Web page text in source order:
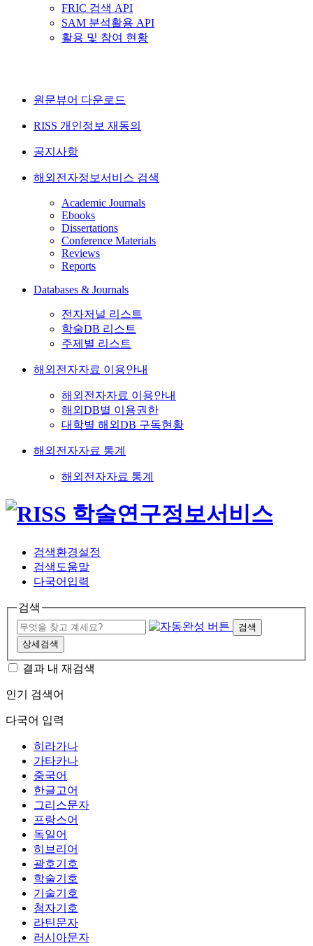
FRIC 검색 API
SAM 분석활용 API
활용 및 참여 현황
원문뷰어 다운로드
RISS 개인정보 재동의
공지사항
해외전자정보서비스 검색
Academic Journals
Ebooks
Dissertations
Conference Materials
Reviews
Reports
Databases & Journals
전자저널 리스트
학술DB 리스트
주제별 리스트
해외전자자료 이용안내
해외전자자료 이용안내
해외DB별 이용권한
대학별 해외DB 구독현황
해외전자자료 통계
해외전자자료 통계
검색환경설정
검색도움말
다국어입력
검색
검색
상세검색
결과 내 재검색
인기 검색어
다국어 입력
히라가나
가타카나
중국어
한글고어
그리스문자
프랑스어
독일어
히브리어
괄호기호
학술기호
기술기호
첨자기호
라틴문자
러시아문자